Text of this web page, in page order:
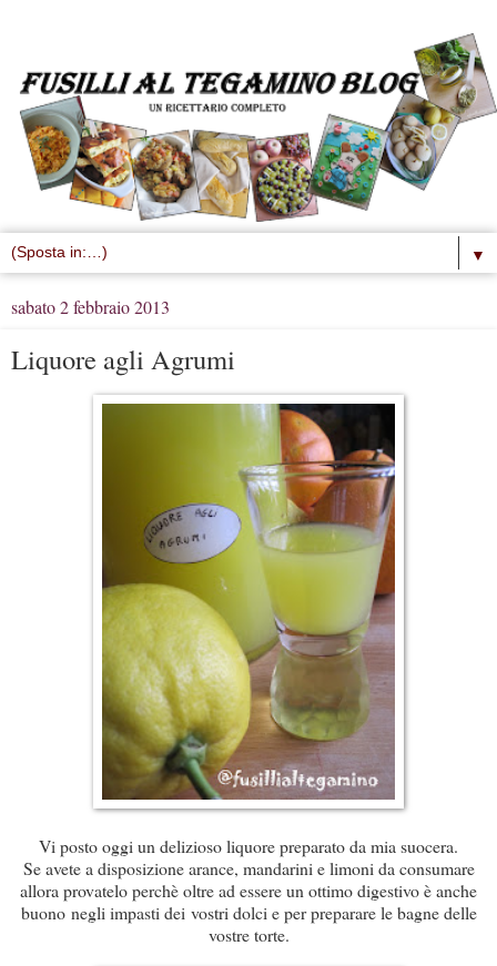
▼
sabato 2 febbraio 2013
Liquore agli Agrumi
Vi posto oggi un delizioso liquore preparato da mia suocera.
Se avete a disposizione arance, mandarini e limoni da consumare
allora provatelo perchè oltre ad essere un ottimo digestivo è anche
buono negli impasti dei vostri dolci e per preparare le bagne delle
vostre torte.